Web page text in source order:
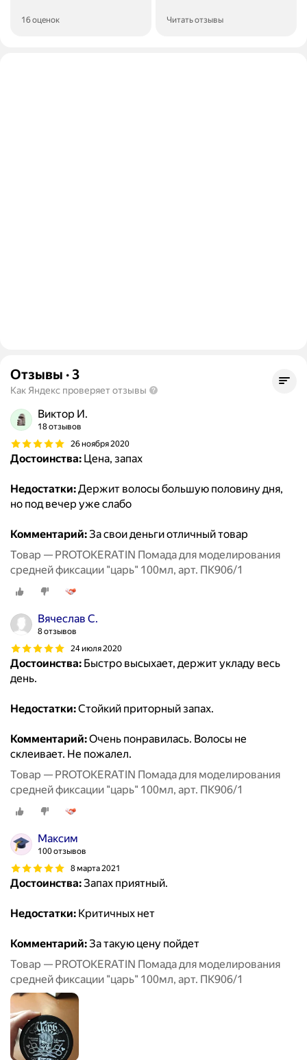
16 оценок Читать отзывы
Отзывы · 3
Как Яндекс проверяет отзывы
Виктор И.
18 отзывов
26 ноября 2020
Достоинства: Цена, запах
Недостатки:Держит волосы большую половину дня,
но под вечер уже слабо
Комментарий:За свои деньги отличный товар
Товар — PROTOKERATIN Помада для моделирования
средней фиксации "царь" 100мл, арт. ПК906/1
Вячеслав С.
8 отзывов
24 июля 2020
Достоинства: Быстро высыхает, держит укладу весь
день.
Недостатки:Стойкий приторный запах.
Комментарий:Очень понравилась. Волосы не
склеивает. Не пожалел.
Товар — PROTOKERATIN Помада для моделирования
средней фиксации "царь" 100мл, арт. ПК906/1
Максим
100 отзывов
8 марта 2021
Достоинства:Запах приятный.
Недостатки: Критичных нет
Комментарий:За такую цену пойдет
Товар — PROTOKERATIN Помада для моделирования
средней фиксации "царь" 100мл, арт. ПК906/1